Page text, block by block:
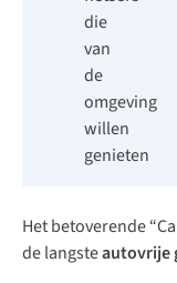
die
van
de
omgeving
willen
genieten
Het betoverende
de langsteautovrije